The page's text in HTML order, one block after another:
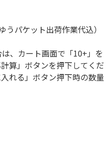
うパケット出荷作業代込）
、カート画面で「10+」を
算」ボタンを押下してくだ
れる」ボタン押下時の数量